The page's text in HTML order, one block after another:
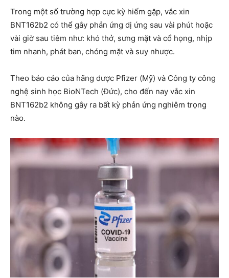
Trong một số trường hợp cực kỳ hiếm gặp, vắc xin
BNT162b2 có thể gây phản ứng dị ứng sau vài phút hoặc
vài giờ sau tiêm như: khó thở, sưng mặt và cổ họng, nhịp
tim nhanh, phát ban, chóng mặt và suy nhược.
Theo báo cáo của hãng dược Pfizer (Mỹ) và Công ty công
nghệ sinh học BioNTech (Đức), cho đến nay vắc xin
BNT162b2 không gây ra bất kỳ phản ứng nghiêm trọng
nào.